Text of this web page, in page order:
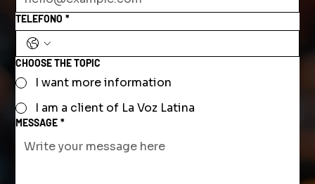
TELEFONO *
CHOOSE THE TOPIC
I want more information
I am a client of La Voz Latina
MESSAGE *